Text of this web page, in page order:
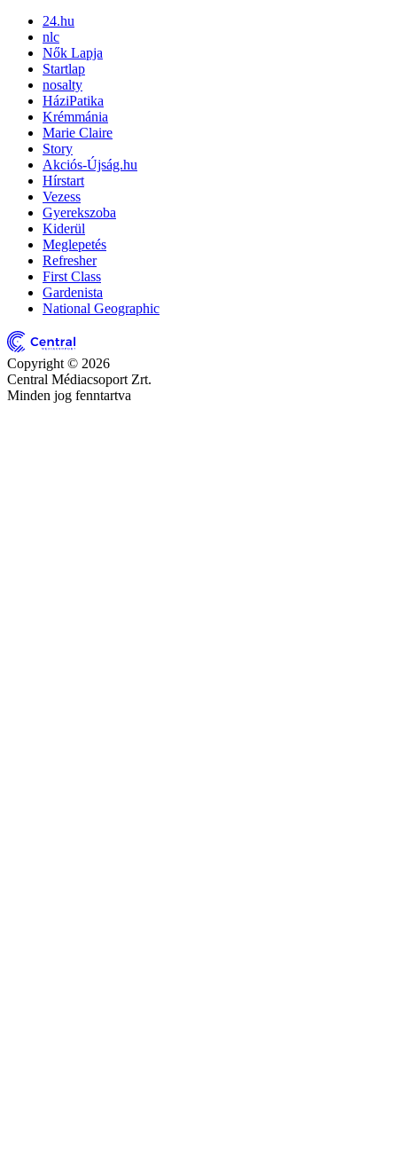
24.hu
nlc
Nők Lapja
Startlap
nosalty
HáziPatika
Krémmánia
Marie Claire
Story
Akciós-Újság.hu
Hírstart
Vezess
Gyerekszoba
Kiderül
Meglepetés
Refresher
First Class
Gardenista
National Geographic
Copyright © 2026
Central Médiacsoport Zrt.
Minden jog fenntartva